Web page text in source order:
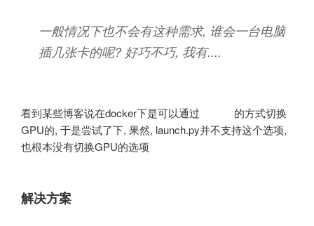
一般情况下也不会有这种需求, 谁会一台电脑
插几张卡的呢? 好巧不巧, 我有....
看到某些博客说在docker下是可以通过
的方式切换
GPU的, 于是尝试了下, 果然, launch.py并不支持这个选项,
也根本没有切换GPU的选项
解决方案